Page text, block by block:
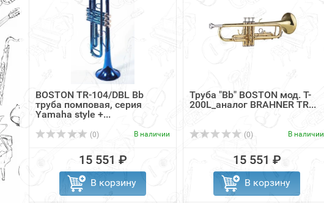
BOSTON TR-104/DBL Bb
труба помповая, серия
Yamaha style +...
(0) В наличии
15 551 ₽
В корзину
Труба "Bb" BOSTON мод. T-
200L_аналог BRAHNER TR...
(0) В наличии
15 551 ₽
В корзину